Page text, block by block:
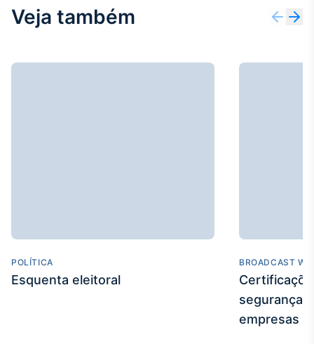
Veja também
POLÍTICA
Esquenta eleitoral
BROADCAST
segurança
empresas